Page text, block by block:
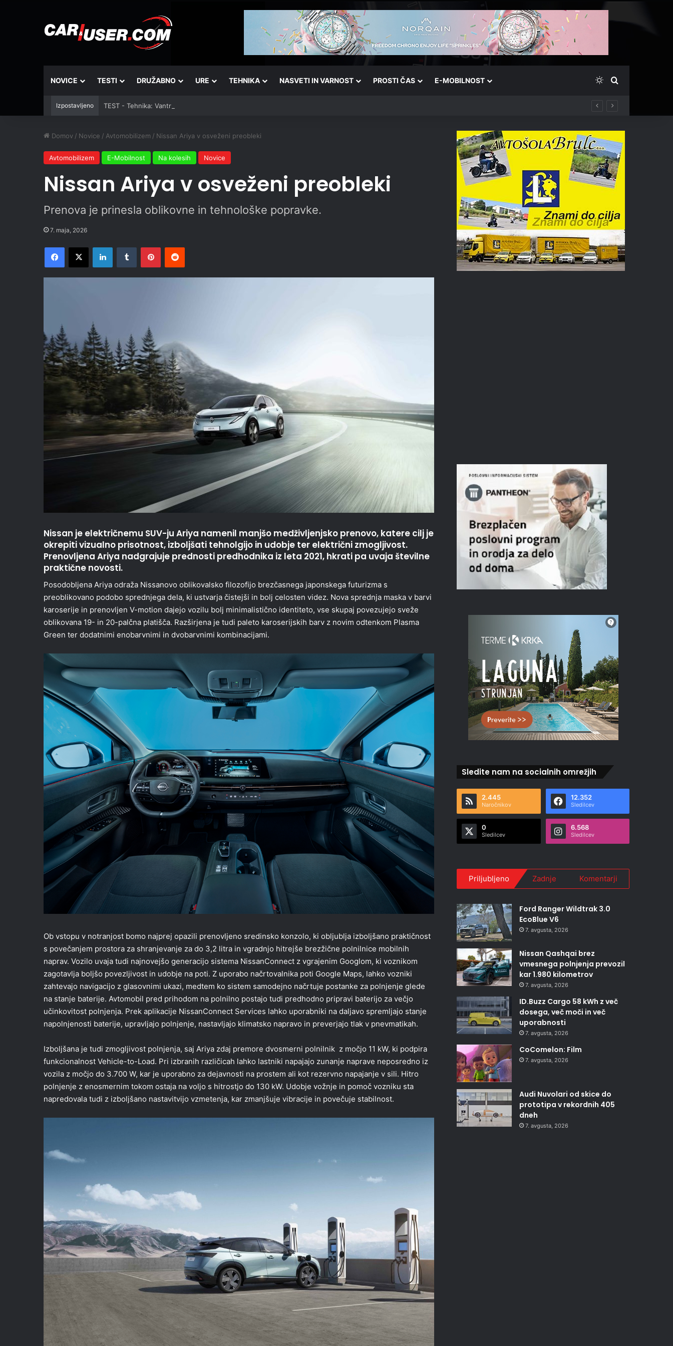
NOVICE TESTI DRUŽABNO URE TEHNIKA NASVETI IN VARNOST PROSTI ČAS E-MOBILNOST Switch skin
Išči
Izpostavljeno TEST - Tehnika: Vantrue JS3
Domov / Novice / Avtomobilizem / Nissan Ariya v osveženi preobleki
Avtomobilizem E-Mobilnost Na kolesih Novice
Nissan Ariya v osveženi preobleki
Prenova je prinesla oblikovne in tehnološke popravke.
7. maja, 2026
Facebook
X LinkedInTumblr PinterestReddit
Nissan je električnemu SUV-ju Ariya namenil manjšo medživljenjsko prenovo, katere cilj je
okrepiti vizualno prisotnost, izboljšati tehnolgijo in udobje ter električni zmogljivost.
Prenovljena Ariya nadgrajuje prednosti predhodnika iz leta 2021, hkrati pa uvaja številne
praktične novosti.
Posodobljena Ariya odraža Nissanovo oblikovalsko filozofijo brezčasnega japonskega futurizma s
preoblikovano podobo sprednjega dela, ki ustvarja čistejši in bolj celosten videz. Nova sprednja maska v barvi
karoserije in prenovljen V-motion dajejo vozilu bolj minimalistično identiteto, vse skupaj povezujejo sveže
oblikovana 19- in 20-palčna platišča. Razširjena je tudi paleto karoserijskih barv z novim odtenkom Plasma
Green ter dodatnimi enobarvnimi in dvobarvnimi kombinacijami.
Ob vstopu v notranjost bomo najprej opazili prenovljeno sredinsko konzolo, ki obljublja izboljšano praktičnost
s povečanjem prostora za shranjevanje za do 3,2 litra in vgradnjo hitrejše brezžične polnilnice mobilnih
naprav. Vozilo uvaja tudi najnovejšo generacijo sistema NissanConnect z vgrajenim Googlom, ki voznikom
zagotavlja boljšo povezljivost in udobje na poti. Z uporabo načrtovalnika poti Google Maps, lahko vozniki
zahtevajo navigacijo z glasovnimi ukazi, medtem ko sistem samodejno načrtuje postanke za polnjenje glede
na stanje baterije. Avtomobil pred prihodom na polnilno postajo tudi predhodno pripravi baterijo za večjo
učinkovitost polnjenja. Prek aplikacije NissanConnect Services lahko uporabniki na daljavo spremljajo stanje
napolnjenosti baterije, upravljajo polnjenje, nastavljajo klimatsko napravo in preverjajo tlak v pnevmatikah.
Izboljšana je tudi zmogljivost polnjenja, saj Ariya zdaj premore dvosmerni polnilnik z močjo 11 kW, ki podpira
funkcionalnost Vehicle-to-Load. Pri izbranih različicah lahko lastniki napajajo zunanje naprave neposredno iz
vozila z močjo do 3.700 W, kar je uporabno za dejavnosti na prostem ali kot rezervno napajanje v sili. Hitro
polnjenje z enosmernim tokom ostaja na voljo s hitrostjo do 130 kW. Udobje vožnje in pomoč vozniku sta
napredovala tudi z izboljšano nastavitvijo vzmetenja, kar zmanjšuje vibracije in povečuje stabilnost.
Sledite nam na socialnih omrežjih
2.445
Naročnikov
12.352
Sledilcev
0
Sledilcev
6.568
Sledilcev
Priljubljeno Zadnje Komentarji
Ford Ranger Wildtrak 3.0
EcoBlue V6
7. avgusta, 2026
Nissan Qashqai brez
vmesnega polnjenja prevozil
kar 1.980 kilometrov
7. avgusta, 2026
ID.Buzz Cargo 58 kWh z več
dosega, več moči in več
uporabnosti
7. avgusta, 2026
CoComelon: Film
7. avgusta, 2026
Audi Nuvolari od skice do
prototipa v rekordnih 405
dneh
7. avgusta, 2026